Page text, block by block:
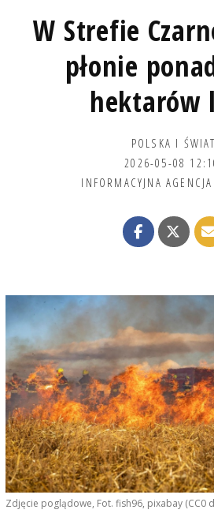
W Strefie
płonie
hektarów
POLSKA I ŚWIAT
2026-05-08
INFORMACYJNA
Zdjęcie poglądowe, Fot. fish96, pixabay (CC0